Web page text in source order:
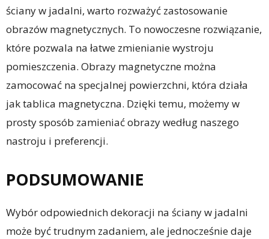
ściany w jadalni, warto rozważyć zastosowanie
obrazów magnetycznych. To nowoczesne rozwiązanie,
które pozwala na łatwe zmienianie wystroju
pomieszczenia. Obrazy magnetyczne można
zamocować na specjalnej powierzchni, która działa
jak tablica magnetyczna. Dzięki temu, możemy w
prosty sposób zamieniać obrazy według naszego
nastroju i preferencji.
PODSUMOWANIE
Wybór odpowiednich dekoracji na ściany w jadalni
może być trudnym zadaniem, ale jednocześnie daje